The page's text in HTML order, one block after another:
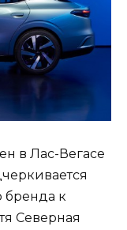
в Лас-Вегасе
бренда к
Северная